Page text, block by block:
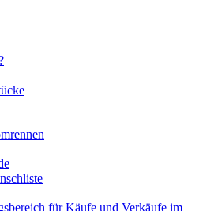
für Käufe und Verkäufe im